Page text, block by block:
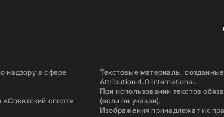
надзору в сфере
«Советский спорт»
Текстовые материалы,
Attribution 4.0 International.
При использовании текстов
(если он указан).
Изображения принадлежат их